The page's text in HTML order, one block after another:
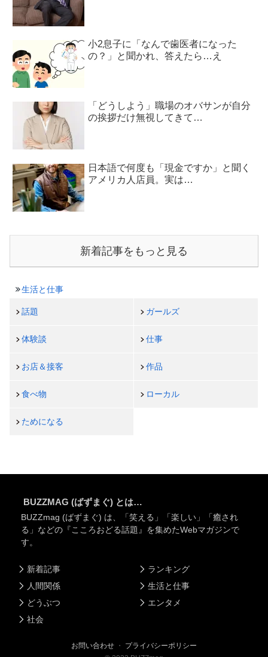
小2息子に「なんで歯医者になった
の？」と聞かれ、答えたら…え
「どうしよう」職場のオバサンが自分
の挨拶だけ無視してきて…
日本語で何度も「現金ですか」と聞く
アメリカ人店員。実は…
新着記事をもっと見る
生活と仕事
話題 ガールズ
体験談 仕事
お店＆接客 作品
食べ物 ローカル
ためになる
BUZZMAG (ばずまぐ) とは…
BUZZmag (ばずまぐ) は、「笑える」「楽しい」「癒され
る」などの『こころおどる話題』を集めたWebマガジンで
す。
新着記事
人間関係
どうぶつ
社会
ランキング
生活と仕事
エンタメ
お問い合わせ ・ プライバシーポリシー